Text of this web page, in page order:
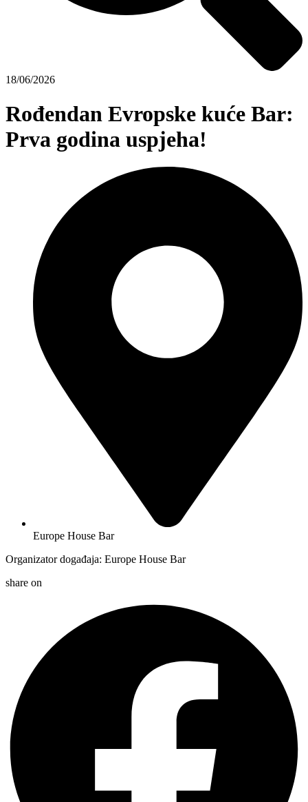
18/06/2026
Rođendan Evropske kuće Bar:
Prva godina uspjeha!
Europe House Bar
Organizator događaja: Europe House Bar
share on